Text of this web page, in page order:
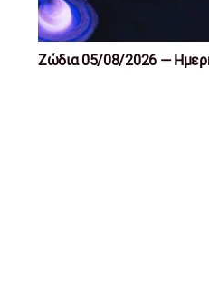
Ζώδια 05/08/2026 —